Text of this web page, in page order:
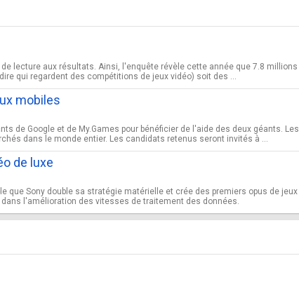
lecture aux résultats. Ainsi, l'enquête révèle cette année que 7.8 millions
qui regardent des compétitions de jeux vidéo) soit des ...
mobiles
de Google et de My.Games pour bénéficier de l'aide des deux géants. Les
dans le monde entier. Les candidats retenus seront invités à ...
de luxe
Sony double sa stratégie matérielle et crée des premiers opus de jeux
l'amélioration des vitesses de traitement des données.